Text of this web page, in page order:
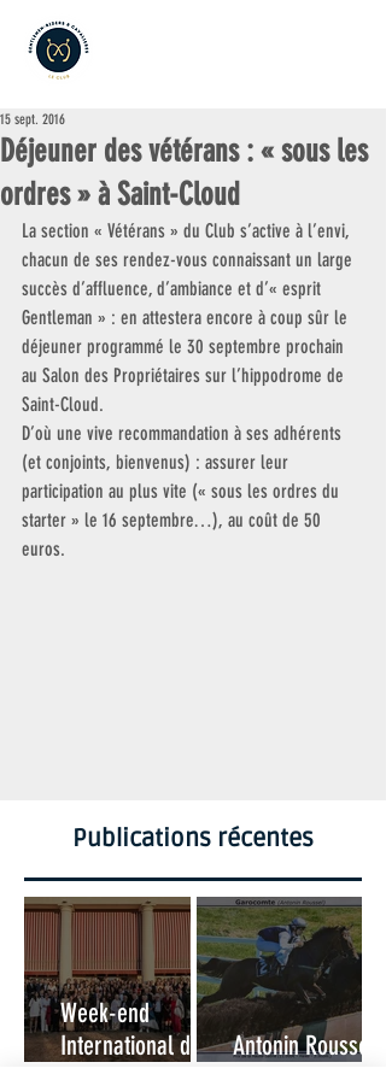
Déjeuner des vétérans : « sous les
ordres » à Saint-Cloud
15 sept. 2016
La section « Vétérans » du Club s’active à l’envi,
chacun de ses rendez-vous connaissant un large
succès d’affluence, d’ambiance et d’« esprit
Gentleman » : en attestera encore à coup sûr le
déjeuner programmé le 30 septembre prochain
au Salon des Propriétaires sur l’hippodrome de
Saint-Cloud.
D’où une vive recommandation à ses adhérents
(et conjoints, bienvenus) : assurer leur
participation au plus vite (« sous les ordres du
starter » le 16 septembre…), au coût de 50
euros.
Publications récentes
Week-end
International des
Antonin Roussel :